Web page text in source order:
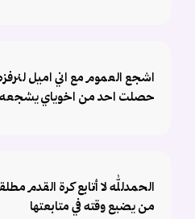
اشجع العموم مع اني اميل
حصلت احد من اخوياي يشجعه
الحمدلله لا أتابع كرة القدم
من يضيع وقته في متابعتها